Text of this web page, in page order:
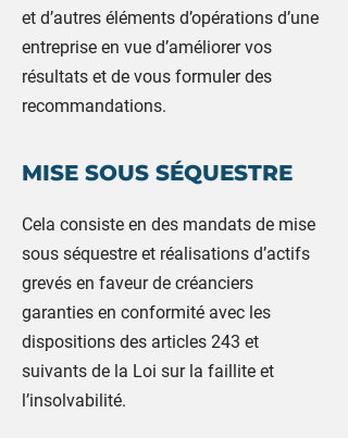
et d’autres éléments d’opérations d’une
entreprise en vue d’améliorer vos
résultats et de vous formuler des
recommandations.
MISE SOUS SÉQUESTRE
Cela consiste en des mandats de mise
sous séquestre et réalisations d’actifs
grevés en faveur de créanciers
garanties en conformité avec les
dispositions des articles 243 et
suivants de la Loi sur la faillite et
l’insolvabilité.